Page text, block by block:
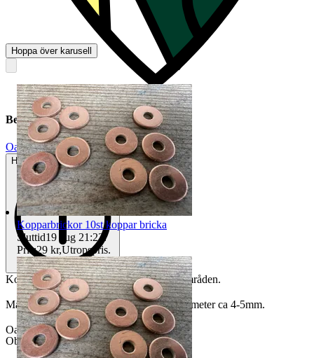
Beskrivning
Oanvänt
Helt ny och aldrig använd
Kopparbrickor för diverse användningsområden.
Mått: Ytterdiameter ca 14-15mm, innerdiameter ca 4-5mm.
Oanvända
Objektnr 730 198 283
Hoppa över karusell
Kopparbrickor 10st koppar bricka
Sluttid19 aug 21:23 .
Pris:29 kr,Utropspris.